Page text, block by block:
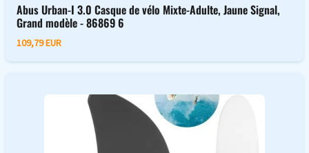
Abus Urban-I 3.0 Casque de vélo Mixte-Adulte, Jaune Signal,
Grand modèle - 86869 6
109,79 EUR